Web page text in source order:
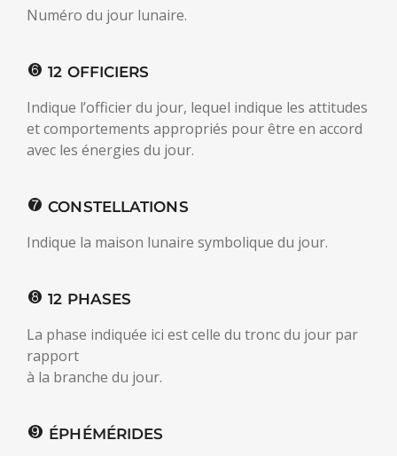
Numéro du jour lunaire.
12 OFFICIERS
Indique l’officier du jour, lequel indique les attitudes
et comportements appropriés pour être en accord
avec les énergies du jour.
CONSTELLATIONS
Indique la maison lunaire symbolique du jour.
12 PHASES
La phase indiquée ici est celle du tronc du jour par
rapport
à la branche du jour.
ÉPHÉMÉRIDES